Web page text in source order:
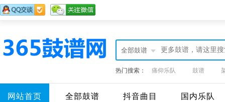
全部鼓谱
热门搜索： 痛仰乐队 鼓谱
网站首页 全部鼓谱 抖音曲目 国内乐队